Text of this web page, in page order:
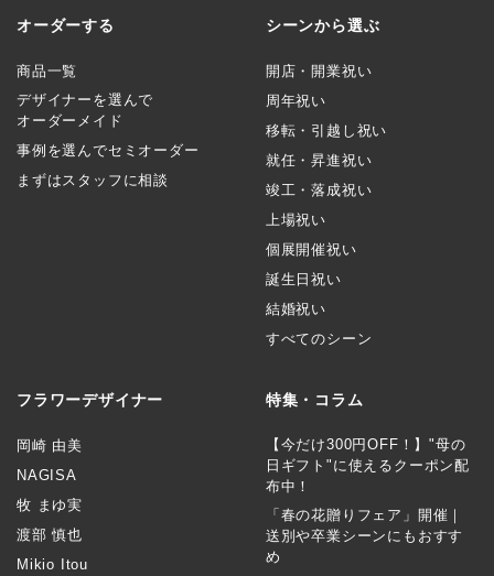
オーダーする
商品一覧
デザイナーを選んで
オーダーメイド
事例を選んでセミオーダー
まずはスタッフに相談
シーンから選ぶ
開店・開業祝い
周年祝い
移転・引越し祝い
就任・昇進祝い
竣工・落成祝い
上場祝い
個展開催祝い
誕生日祝い
結婚祝い
すべてのシーン
フラワーデザイナー
岡崎 由美
NAGISA
牧 まゆ実
渡部 慎也
Mikio Itou
特集・コラム
【今だけ300円OFF！】"母の
日ギフト"に使えるクーポン配
布中！
「春の花贈りフェア」開催｜
送別や卒業シーンにもおすす
め